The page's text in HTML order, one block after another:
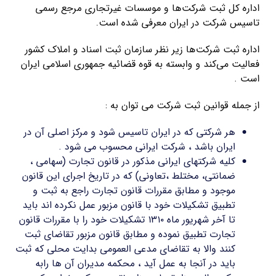
اداره کل ثبت شرکت‌ها و موسسات غیرتجاری مرجع رسمی
تاسیس شرکت در ایران معرفی شده است.
اداره ثبت شرکت‌ها زیر نظر سازمان ثبت اسناد و املاک کشور
فعالیت می‌کند و وابسته به قوه قضائیه جمهوری اسلامی ایران
است .
از جمله قوانین ثبت شرکت می توان به :
هر شرکتی که در ایران تاسیس شود و مرکز اصلی آن در
ایران باشد ، شرکت ایرانی محسوب می شود .
کلیه شرکتهای ایرانی مذکور در قانون تجارت (سهامی ،
ضمانتی، مختلط ،تعاونی) که در تاریخ اجرای این قانون
موجود و مطابق مقررات قانون تجارت راجع به ثبت و
تطبیق تشکیلات خود با قانون مزبور عمل نکرده اند باید
تا آخر شهریور ماه ۱۳۱۰ تشکیلات خود را با مقررات قانون
تجارت تطبیق نموده و مطابق قانون مزبور تقاضای ثبت
کنند والا به تقاضای مدعی العمومی بدایت محلی که ثبت
باید در آنجا به عمل آید ، محکمه مدیران آن ها رابه